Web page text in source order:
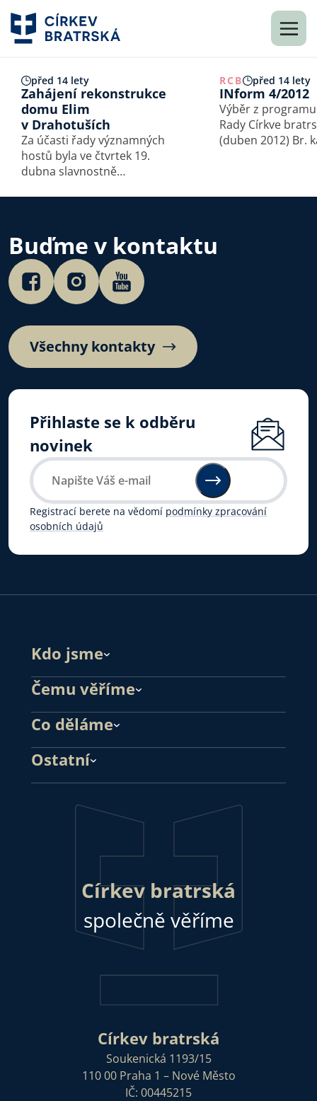
před 14 lety
Zahájení rekonstrukce
domu Elim
v Drahotuších
Za účasti řady významných
hostů byla ve čtvrtek 19.
dubna slavnostně
bratrské v Hranicích tak
mimořádným způsobem
rozšiřuje svou službu
veřejnosti (viz…
RCB před 14 lety
INform 4/2012
Výběr z
Rady Církve
(duben 2012) Br. kaz. Tadeáš
Buďme v kontaktu
Všechny kontakty
Přihlaste se k odběru
novinek
Registrací berete na vědomí podmínky zpracování
osobních údajů
Kdo jsme
Čemu věříme
Co děláme
Ostatní
Církev bratrská
společně věříme
Církev bratrská
Soukenická 1193/15
110 00 Praha 1 – Nové Město
IČ: 00445215